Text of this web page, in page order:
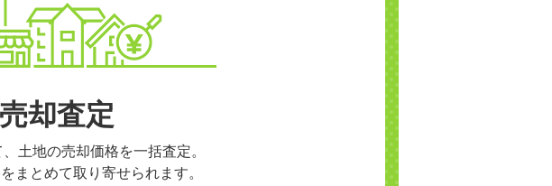
却査定
土地の売却価格を一括査定。
まとめて取り寄せられます。